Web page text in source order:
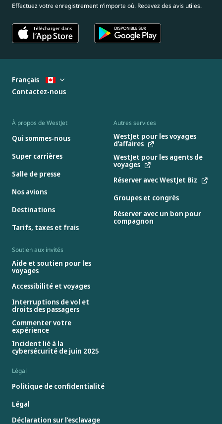
Effectuez votre enregistrement n’importe où. Recevez des avis utiles.
À propos de WestJet
Qui sommes-nous
Super carrières
Salle de presse
Nos avions
Destinations
Tarifs, taxes et frais
Autres services
WestJet pour les voyages
d’affaires
WestJet pour les agents de
voyages
Réserver avec WestJet Biz
Groupes et congrès
Réserver avec un bon pour
compagnon
Soutien aux invités
Aide et soutien pour les
voyages
Accessibilité et voyages
Interruptions de vol et
droits des passagers
Commenter votre
expérience
Incident lié à la
cybersécurité de juin 2025
Légal
Politique de confidentialité
Légal
Déclaration sur l’esclavage
Français
Contactez-nous